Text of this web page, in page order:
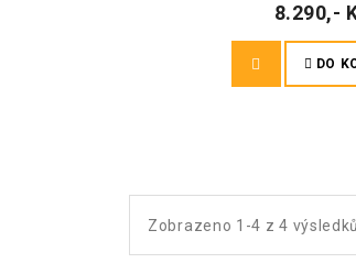
8.290,-
DO
Zobrazeno 1-4 z 4 výsledků